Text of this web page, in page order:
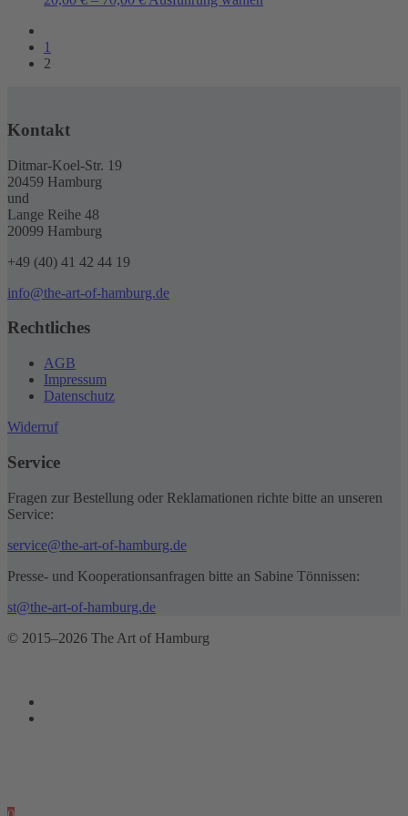
gewählt
Die
1
2
Kontakt
Ditmar-Koel-Str. 19
20459 Hamburg
und
Lange Reihe 48
20099 Hamburg
+49 (40) 41 42 44 19
info@the-art-of-hamburg.de
Rechtliches
AGB
Impressum
Datenschutz
Widerruf
Service
Fragen zur Bestellung oder Reklamationen richte bitte an unseren
Service:
service@the-art-of-hamburg.de
Presse- und Kooperationsanfragen bitte an Sabine Tönnissen:
st@the-art-of-hamburg.de
© 2015–2026 The Art of Hamburg